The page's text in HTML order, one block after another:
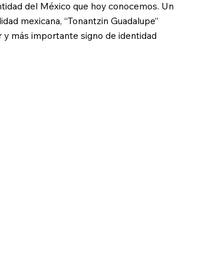
del México que hoy conocemos. Un
mexicana, “Tonantzin Guadalupe”
más importante signo de identidad